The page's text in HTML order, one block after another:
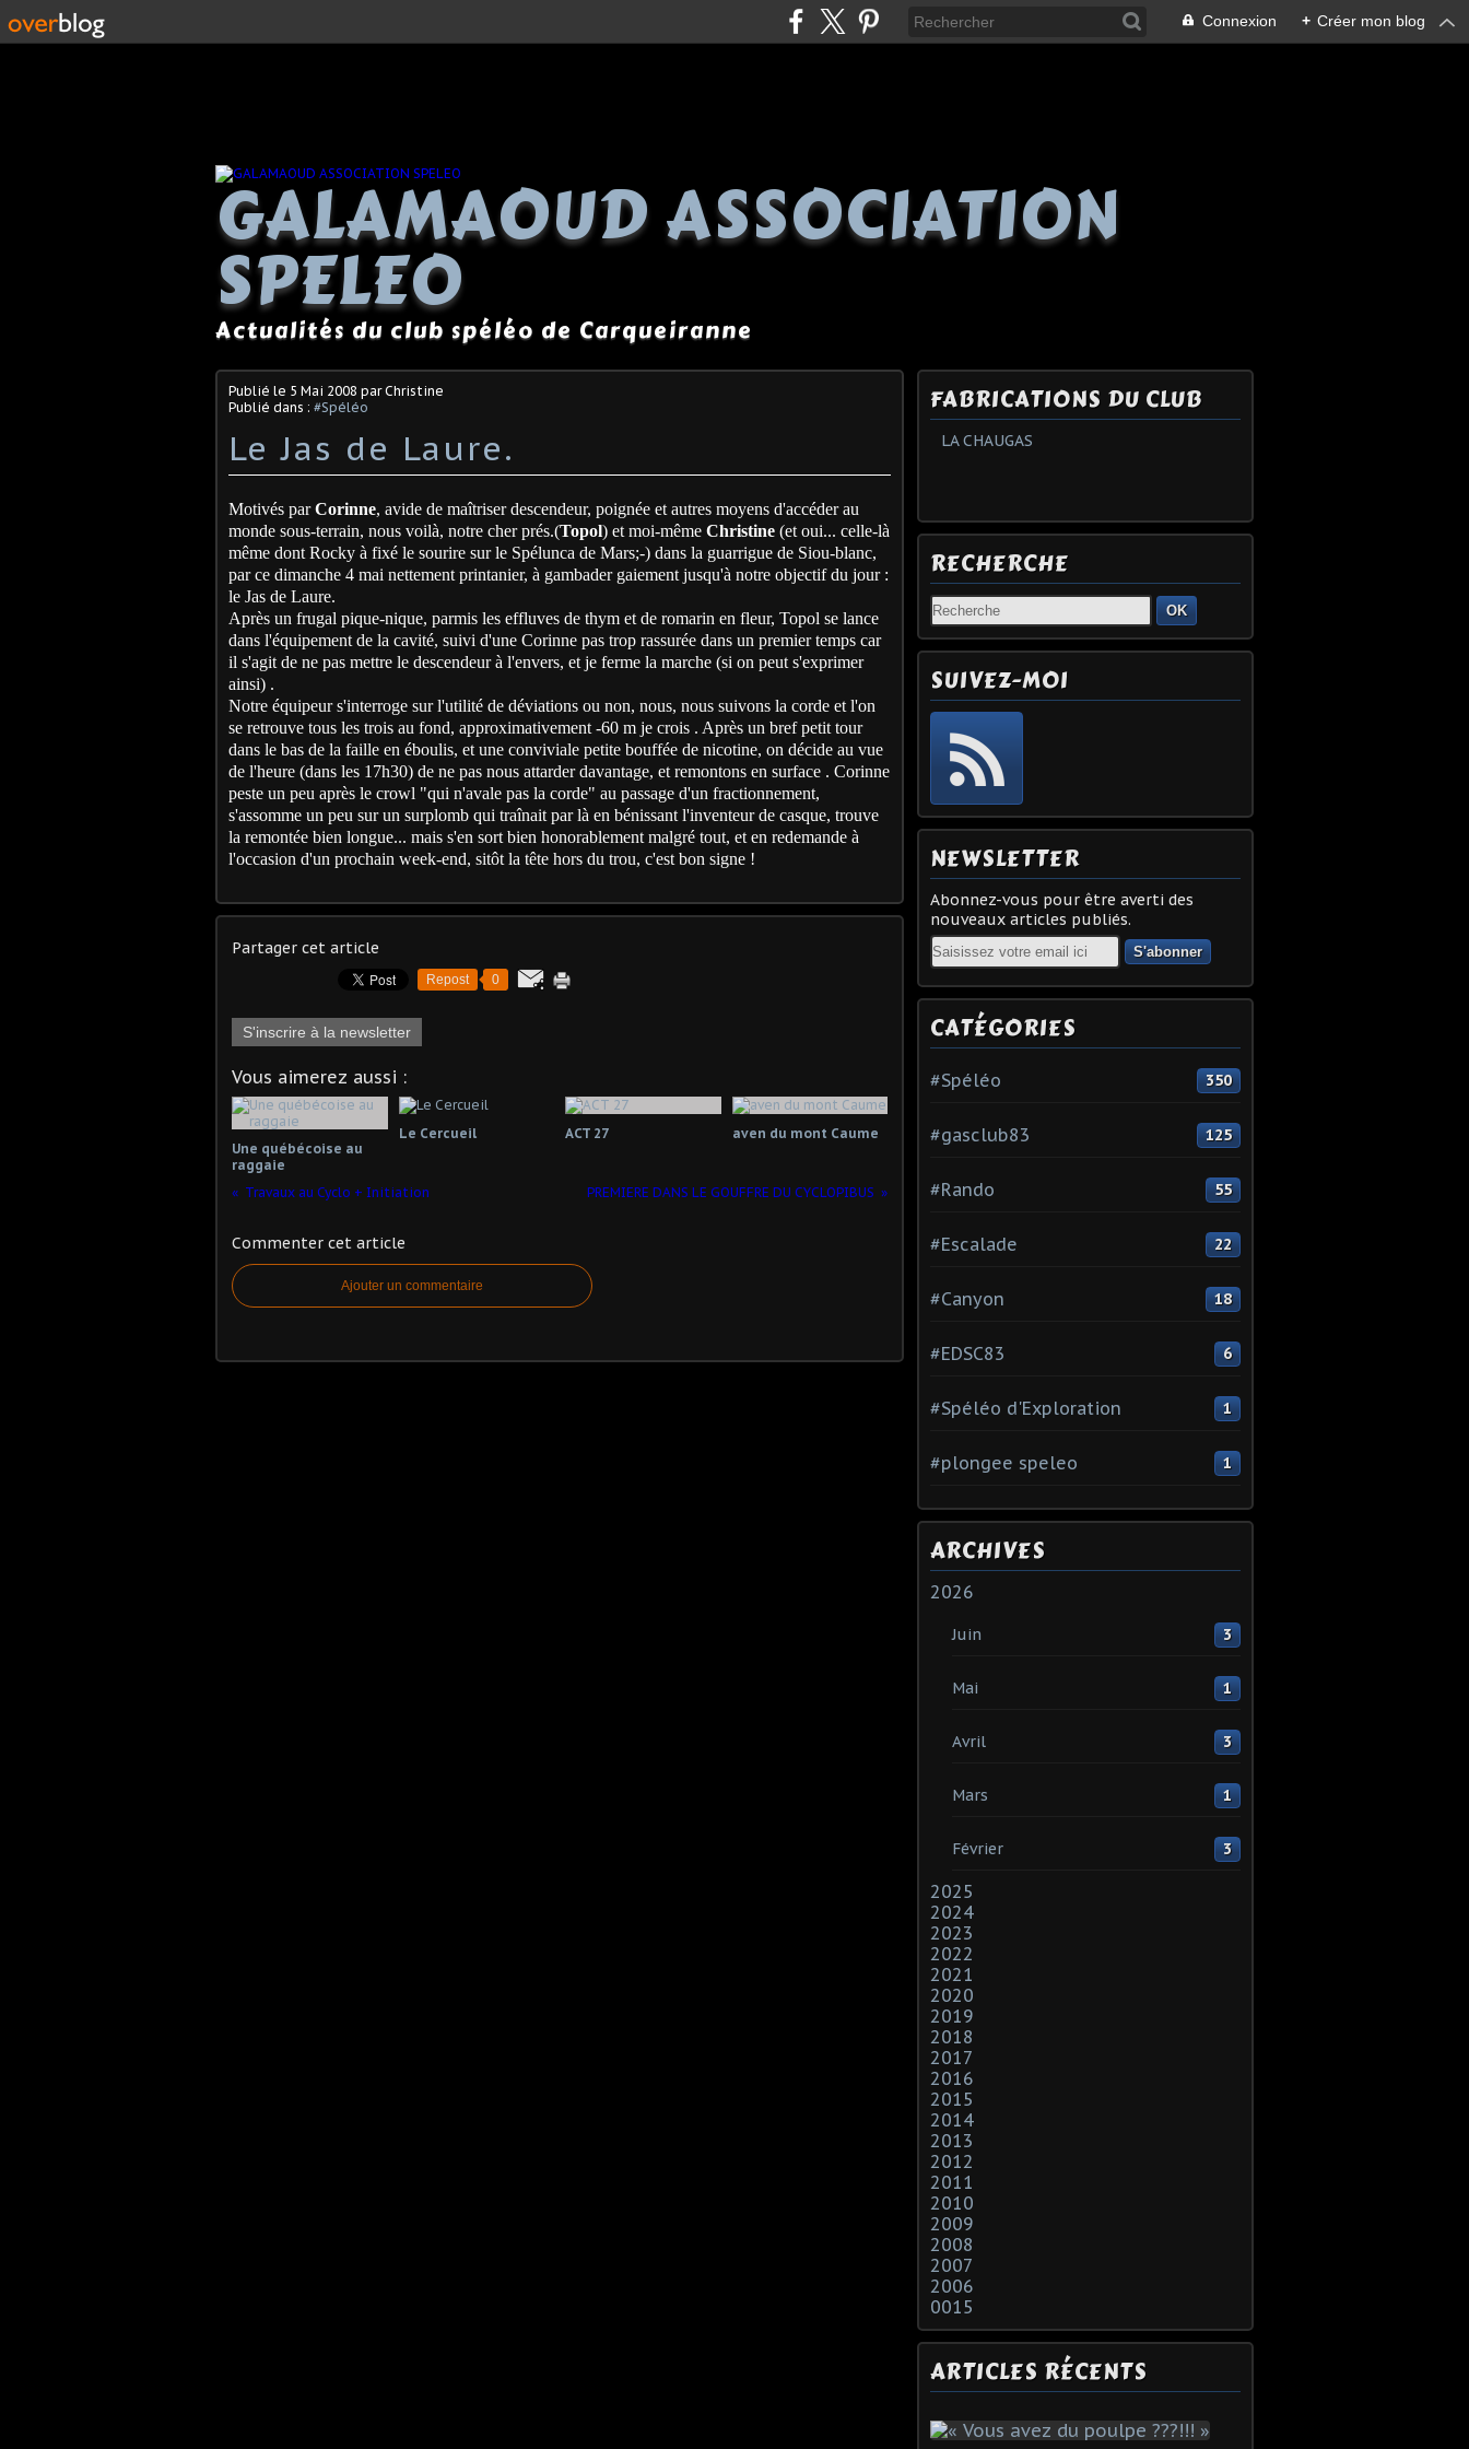
Connexion + Créer mon blog
GALAMAOUD ASSOCIATION
SPELEO
Actualités du club spéléo de Carqueiranne
Publié le 5 Mai 2008 par Christine
Publié dans : #Spéléo
Le Jas de Laure.
Motivés parCorinne, avide de maîtriser descendeur, poignée et autres moyens d'accéder au
monde sous-terrain, nous voilà, notre cher prés.(Topol) et moi-même Christine (et oui... celle-là
même dont Rocky à fixé le sourire sur le Spélunca de Mars;-) dans la guarrigue de Siou-blanc,
par ce dimanche 4 mai nettement printanier, à gambader gaiement jusqu'à notre objectif du jour :
le Jas de Laure.
Après un frugal pique-nique, parmis les effluves de thym et de romarin en fleur, Topol se lance
dans l'équipement de la cavité, suivi d'une Corinne pas trop rassurée dans un premier temps car
il s'agit de ne pas mettre le descendeur à l'envers, et je ferme la marche (si on peut s'exprimer
ainsi) .
Notre équipeur s'interroge sur l'utilité de déviations ou non, nous, nous suivons la corde et l'on
se retrouve tous les trois au fond, approximativement -60 m je crois . Après un bref petit tour
dans le bas de la faille en éboulis, et une conviviale petite bouffée de nicotine, on décide au vue
de l'heure (dans les 17h30) de ne pas nous attarder davantage, et remontons en surface . Corinne
peste un peu après le crowl "qui n'avale pas la corde" au passage d'un fractionnement,
s'assomme un peu sur un surplomb qui traînait par là en bénissant l'inventeur de casque, trouve
la remontée bien longue... mais s'en sort bien honorablement malgré tout, et en redemande à
l'occasion d'un prochain week-end, sitôt la tête hors du trou, c'est bon signe !
Partager cet article
Repost 0
S'inscrire à la newsletter
Vous aimerez aussi :
Une québécoise au
raggaie
Le Cercueil ACT 27 aven du mont Caume
Travaux au Cyclo + Initiation PREMIERE DANS LE GOUFFRE DU CYCLOPIBUS
Commenter cet article
Ajouter un commentaire
FABRICATIONS DU CLUB
LA CHAUGAS
RECHERCHE
OK
SUIVEZ-MOI
NEWSLETTER
Abonnez-vous pour être averti des
nouveaux articles publiés.
Email
CATÉGORIES
#Spéléo 350
#gasclub83 125
#Rando 55
#Escalade 22
#Canyon 18
#EDSC83 6
#Spéléo d'Exploration 1
#plongee speleo 1
ARCHIVES
2026
Juin 3
Mai 1
Avril 3
Mars 1
Février 3
2025
2024
2023
2022
2021
2020
2019
2018
2017
2016
2015
2014
2013
2012
2011
2010
2009
2008
2007
2006
0015
ARTICLES RÉCENTS